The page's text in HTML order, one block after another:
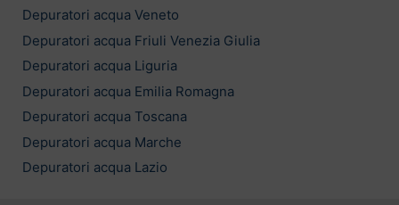
Depuratori acqua Veneto
Depuratori acqua Friuli Venezia Giulia
Depuratori acqua Liguria
Depuratori acqua Emilia Romagna
Depuratori acqua Toscana
Depuratori acqua Marche
Depuratori acqua Lazio